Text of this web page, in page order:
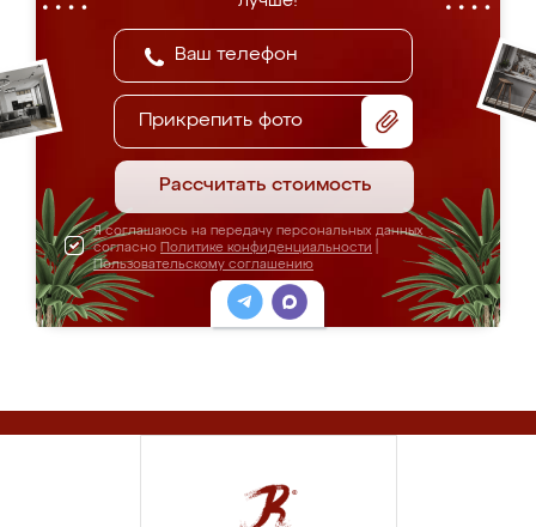
Прикрепить фото
Рассчитать стоимость
Я соглашаюсь на передачу персональных данных
согласно Политике конфиденциальности
Пользовательскому соглашению